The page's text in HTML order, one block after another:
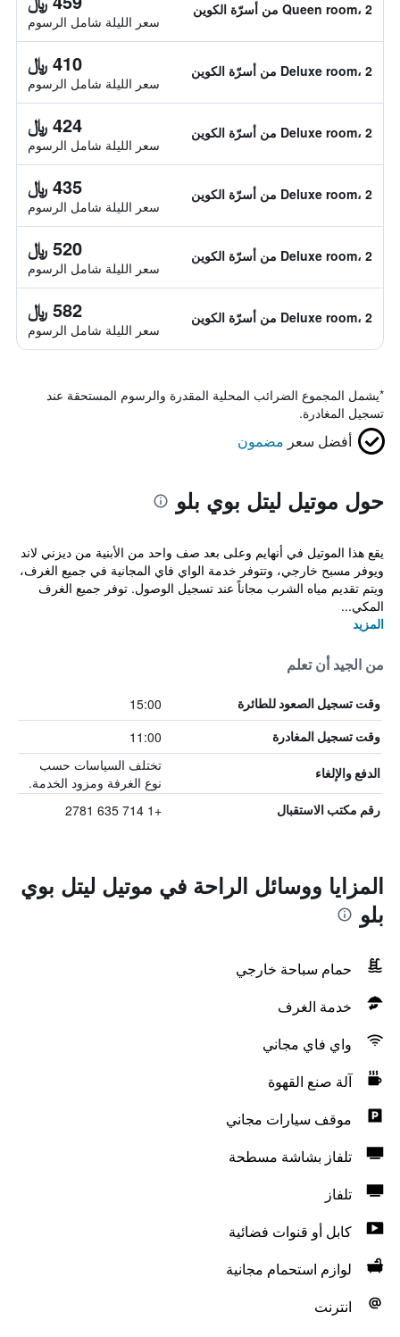
Queen room، 2 من أسرّة الكوين
سعر الليلة شامل الرسوم
Deluxe room، 2 من أسرّة الكوين 410 ﷼
سعر الليلة شامل الرسوم
Deluxe room، 2 من أسرّة الكوين 424 ﷼
سعر الليلة شامل الرسوم
Deluxe room، 2 من أسرّة الكوين 435 ﷼
سعر الليلة شامل الرسوم
Deluxe room، 2 من أسرّة الكوين 520 ﷼
سعر الليلة شامل الرسوم
Deluxe room، 2 من أسرّة الكوين 582 ﷼
سعر الليلة شامل الرسوم
*يشمل المجموع الضرائب المحلية المقدرة والرسوم المستحقة عند
تسجيل المغادرة.
أفضل سعر مضمون
حول موتيل ليتل بوي بلو
يقع هذا الموتيل في أنهايم وعلى بعد صف واحد من الأبنية من ديزني لاند
ويوفر مسبح خارجي، وتتوفر خدمة الواي فاي المجانية في جميع الغرف،
ويتم تقديم مياه الشرب مجاناً عند تسجيل الوصول. توفر جميع الغرف
المكي...
المزيد
من الجيد أن تعلم
وقت تسجيل الصعود للطائرة 15:00
وقت تسجيل المغادرة 11:00
الدفع والإلغاء
تختلف السياسات حسب
نوع الغرفة ومزود الخدمة.
رقم مكتب الاستقبال +1 714 635 2781
المزايا ووسائل الراحة في موتيل ليتل بوي
بلو
حمام سباحة خارجي
خدمة الغرف
واي فاي مجاني
آلة صنع القهوة
موقف سيارات مجاني
تلفاز بشاشة مسطحة
تلفاز
كابل أو قنوات فضائية
لوازم استحمام مجانية
انترنت